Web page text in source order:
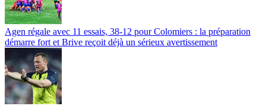
Agen régale avec 11 essais, 38-12 pour Colomiers : la préparation
démarre fort et Brive reçoit déjà un sérieux avertissement